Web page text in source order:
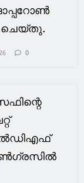
ചെയ്തു.
0